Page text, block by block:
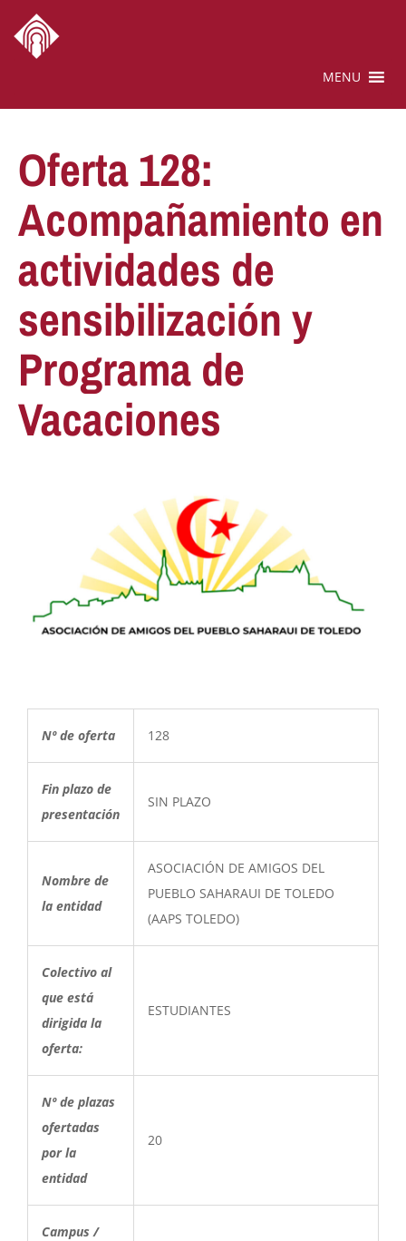
MENU
Oferta 128:
Acompañamiento en
actividades de
sensibilización y
Programa de
Vacaciones
Nº de oferta 128
Fin plazo de
presentación
SIN PLAZO
Nombre de
la entidad
ASOCIACIÓN DE AMIGOS DEL
PUEBLO SAHARAUI DE TOLEDO
(AAPS TOLEDO)
Colectivo al
que está
dirigida la
oferta:
ESTUDIANTES
Nº de plazas
ofertadas
por la
entidad
20
Campus /